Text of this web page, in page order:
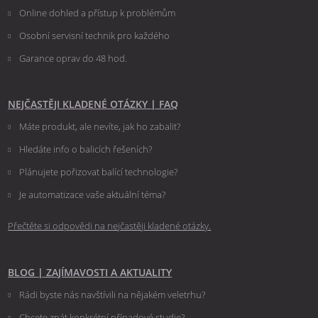
Online dohled a přístup k problémům
Osobní servisní technik pro každého
Garance oprav do 48 hod.
NEJČASTĚJI KLADENÉ OTÁZKY | FAQ
Máte produkt, ale nevíte, jak ho zabalit?
Hledáte info o balicích řešeních?
Plánujete pořizovat balící technologie?
Je automatizace vaše aktuální téma?
Přečtěte si odpovědi na nejčastěji kladené otázky.
BLOG | ZAJÍMAVOSTI A AKTUALITY
Rádi byste nás navštívili na nějakém veletrhu?